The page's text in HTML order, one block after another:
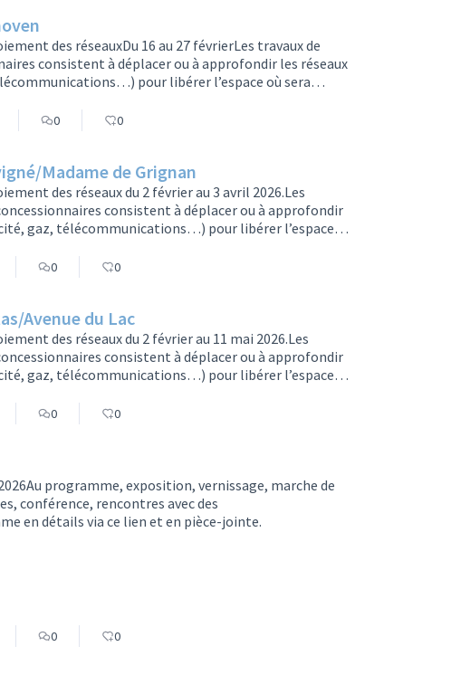
des réseauxDu 16 au 27 févrierLes travaux de
consistent à déplacer ou à approfondir les réseaux
pour libérer l’espace où sera
travaux seront réalisés par secteur pour limiter
et…
0 0
Madame de Grignan
des réseaux du 2 février au 3 avril 2026.Les
consistent à déplacer ou à approfondir
gaz, télécommunications…) pour libérer l’espace
l’avenue de l’Alouette > La circulation dans l’Allée
unique.Entrée par l…
0 0
Avenue du Lac
des réseaux du 2 février au 11 mai 2026.Les
consistent à déplacer ou à approfondir
gaz, télécommunications…) pour libérer l’espace
les conséquences sur vos déplacements ?Du 2
(entre Verdun et l’ave…
0 0
programme, exposition, vernissage, marche de
conférence, rencontres avec des
en détails via ce lien et en pièce-jointe.
0 0